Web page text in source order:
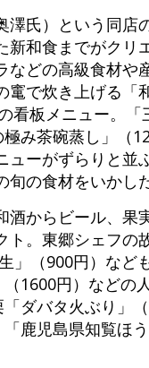
澤氏）という同
和食までがクリ
どの高級食材や
で炊き上げる「
板メニュー。「
み茶碗蒸し」（
ーがずらりと並
の食材をいかし
からビール、果
。東郷シェフ
」（900円）など
1600円）などの
ダバタ火ぶり」
鹿児島県知覧ほ